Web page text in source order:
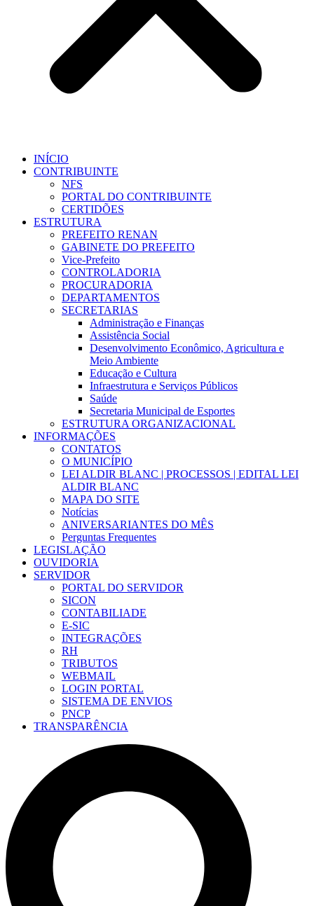
INÍCIO
CONTRIBUINTE
NFS
PORTAL DO CONTRIBUINTE
CERTIDÕES
ESTRUTURA
PREFEITO RENAN
GABINETE DO PREFEITO
Vice-Prefeito
CONTROLADORIA
PROCURADORIA
DEPARTAMENTOS
SECRETARIAS
Administração e Finanças
Assistência Social
Desenvolvimento Econômico, Agricultura e
Meio Ambiente
Educação e Cultura
Infraestrutura e Serviços Públicos
Saúde
Secretaria Municipal de Esportes
ESTRUTURA ORGANIZACIONAL
INFORMAÇÕES
CONTATOS
O MUNICÍPIO
LEI ALDIR BLANC | PROCESSOS | EDITAL LEI
ALDIR BLANC
MAPA DO SITE
Notícias
ANIVERSARIANTES DO MÊS
Perguntas Frequentes
LEGISLAÇÃO
OUVIDORIA
SERVIDOR
PORTAL DO SERVIDOR
SICON
CONTABILIADE
E-SIC
INTEGRAÇÕES
RH
TRIBUTOS
WEBMAIL
LOGIN PORTAL
SISTEMA DE ENVIOS
PNCP
TRANSPARÊNCIA